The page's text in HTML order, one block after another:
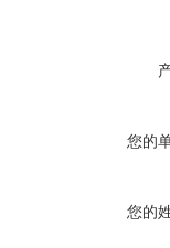
您的
您的